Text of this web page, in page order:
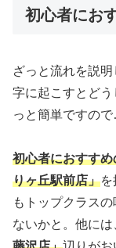
初心者にお
ざっと流れを説
字に起こすとど
っと簡単ですので
初心者におすす
りヶ丘駅前店」
もトップクラス
ないかと。他には